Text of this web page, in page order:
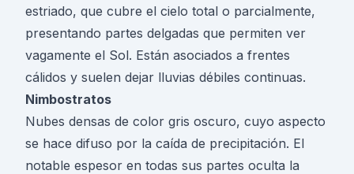
estriado, que cubre el cielo total o parcialmente,
presentando partes delgadas que permiten ver
vagamente el Sol. Están asociados a frentes
cálidos y suelen dejar lluvias débiles continuas.
Nimbostratos
Nubes densas de color gris oscuro, cuyo aspecto
se hace difuso por la caída de precipitación. El
notable espesor en todas sus partes oculta la